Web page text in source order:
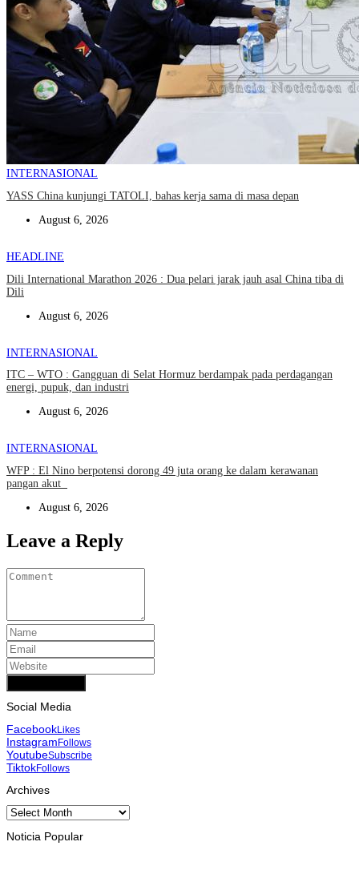
INTERNASIONAL
YASS China kunjungi TATOLI, bahas kerja sama di masa depan
August 6, 2026
HEADLINE
Dili International Marathon 2026 : Dua pelari jarak jauh asal China tiba di
Dili
August 6, 2026
INTERNASIONAL
ITC – WTO : Gangguan di Selat Hormuz berdampak pada perdagangan
energi, pupuk, dan industri
August 6, 2026
INTERNASIONAL
WFP : El Nino berpotensi dorong 49 juta orang ke dalam kerawanan
pangan akut
August 6, 2026
Leave a Reply
Social Media
FacebookLikes
InstagramFollows
YoutubeSubscribe
TiktokFollows
Archives
Archives
Noticia Popular